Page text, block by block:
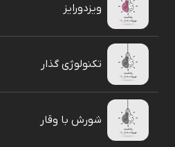
ویزدورایز
تکنولوژی گذار
شورش با وقار